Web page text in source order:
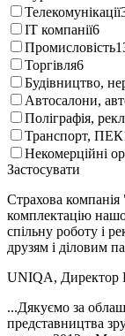
Телекомунікації
IT компанії6
Промисловість
Торгівля6
Будівництво,
Автосалони,
Поліграфія,
Транспорт, ПЕК
Некомерційні
Застосувати
Страхова
комплектацію
спільну роботу і
друзям і діловим
UNIQA, Директор
...Дякуємо за
представництва